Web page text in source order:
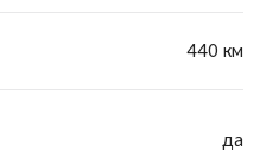
440 км
да